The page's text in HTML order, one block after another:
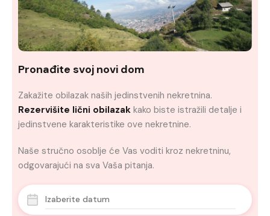
Pronađite svoj novi dom
Zakažite obilazak naših jedinstvenih nekretnina.
Rezervišite lični obilazak kako biste istražili detalje i
jedinstvene karakteristike ove nekretnine.
Naše stručno osoblje će Vas voditi kroz nekretninu,
odgovarajući na sva Vaša pitanja.